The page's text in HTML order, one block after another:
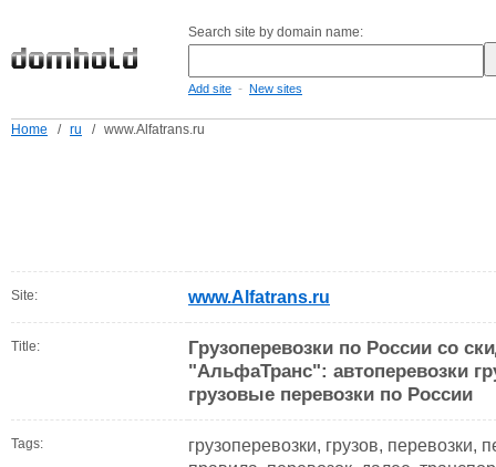
Search site by domain name:
Add site - New sites
Home / ru / www.Alfatrans.ru
Site: www.Alfatrans.ru
Title:
Грузоперевозки по России со
"АльфаТранс": автоперевозки
грузовые перевозки по России
Tags:
грузоперевозки, грузов, перевозки,